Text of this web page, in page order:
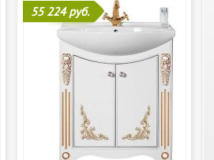
55 224 руб.